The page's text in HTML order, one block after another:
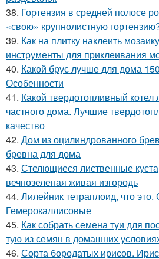
38. Гортензия в средней полосе
«свою» крупнолистную
39. Как на плитку наклеить
инструменты для приклеивания
40. Какой брус лучше для дома
Особенности
41. Какой твердотопливный
частного дома. Лучшие
качество
42. Дом из оцилиндрованного
бревна для дома
43. Стелющиеся лиственные
вечнозеленая живая изгородь
44. Лилейник тетраплоид, что
Гемерокаллисовые
45. Как собрать семена туи для
тую из семян в домашних
46. Сорта бородатых ирисов.